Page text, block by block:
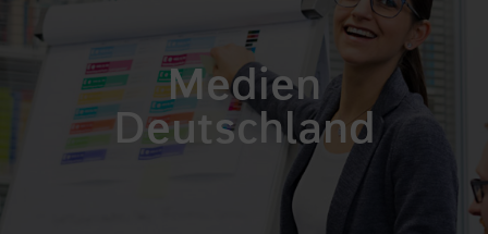
Medien
Deutschland